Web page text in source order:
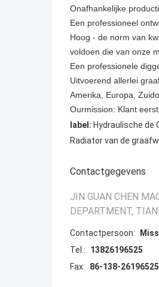
Onafhankelijke
Een professioneel
Hoog - de norm van
voldoen die van onze
Een professionele
Uitvoerend allerlei
Amerika, Europa,
Ourmission: Klant
label: Hydraulische de
Radiator van de
Contactgegevens
JIN GUAN CHEN
DEPARTMENT,
Contactpersoon:
Tel.:
13826196525
Fax:
86-138-26196525